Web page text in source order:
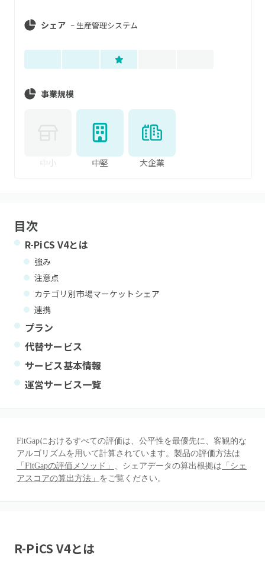
シェア ~ 生産管理システム
事業規模
中小 中堅 大企業
目次
R-PiCS V4とは
強み
注意点
カテゴリ別市場マーケットシェア
連携
プラン
代替サービス
サービス基本情報
運営サービス一覧
FitGapにおけるすべての評価は、公平性を最優先に、客観的な
アルゴリズムを用いて計算されています。製品の評価方法は
「FitGapの評価メソッド」 、シェアデータの算出根拠は 「シェ
アスコアの算出方法」 をご覧ください。
R-PiCS V4とは